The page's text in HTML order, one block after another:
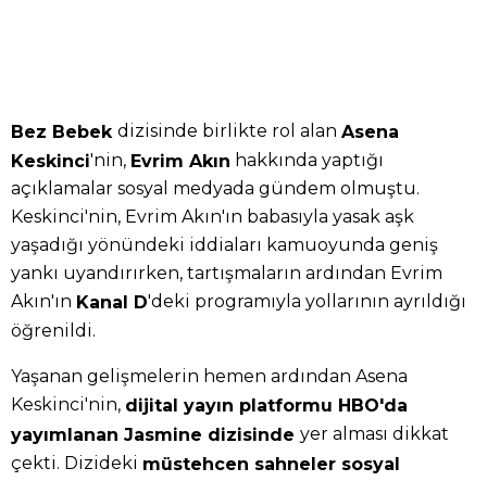
Bez Bebek dizisinde birlikte rol alan Asena
Keskinci'nin, Evrim Akın hakkında yaptığı
açıklamalar sosyal medyada gündem olmuştu.
Keskinci'nin, Evrim Akın'ın babasıyla yasak aşk
yaşadığı yönündeki iddiaları kamuoyunda geniş
yankı uyandırırken, tartışmaların ardından Evrim
Akın'ın Kanal D'deki programıyla yollarının ayrıldığı
öğrenildi.
Yaşanan gelişmelerin hemen ardından Asena
Keskinci'nin, dijital yayın platformu HBO'da
yayımlanan Jasmine dizisinde yer alması dikkat
çekti. Dizideki müstehcen sahneler sosyal